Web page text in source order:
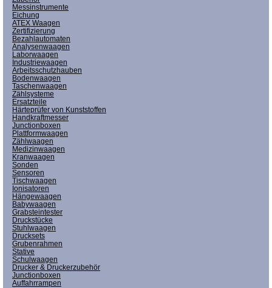
Messinstrumente
Eichung
ATEX Waagen
Zertifizierung
Bezahlautomaten
Analysenwaagen
Laborwaagen
Industriewaagen
Arbeitsschutzhauben
Bodenwaagen
Taschenwaagen
Zählsysteme
Ersatzteile
Härteprüfer von Kunststoffen
Handkraftmesser
Junctionboxen
Plattformwaagen
Zählwaagen
Medizinwaagen
Kranwaagen
Sonden
Sensoren
Tischwaagen
Ionisatoren
Hängewaagen
Babywaagen
Grabsteintester
Druckstücke
Stuhlwaagen
Drucksets
Grubenrahmen
Stative
Schulwaagen
Drucker & Druckerzubehör
Junctionboxen
Auffahrrampen